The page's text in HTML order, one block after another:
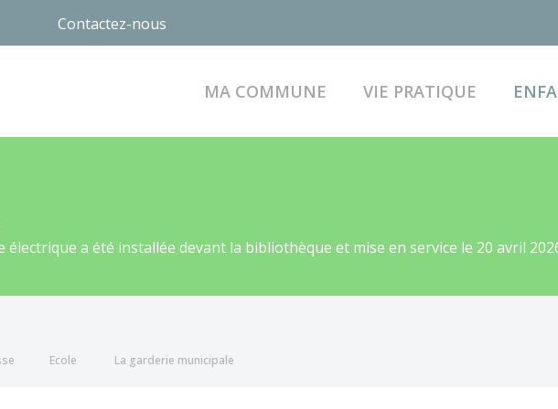
Contactez-nous
MA COMMUNE VIE PRATIQUE
électrique a été installée devant la bibliothèque et mise en service le 20 avril
Ecole La garderie municipale